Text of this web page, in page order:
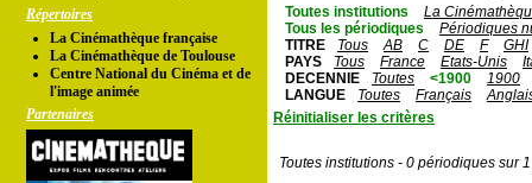
Répertoires
La Cinémathèque française
La Cinémathèque de Toulouse
Centre National du Cinéma et de
l'image animée
Partenaires
Toutes institutions
La
Tous les périodiques
Périodiques
TITRE
Tous AB C DE F
GHI
PAYS
Tous France Etats-Unis
DECENNIE
Toutes <1900
1900
LANGUE
Toutes Français
Réinitialiser les critères
Toutes institutions - 0 périodiques sur